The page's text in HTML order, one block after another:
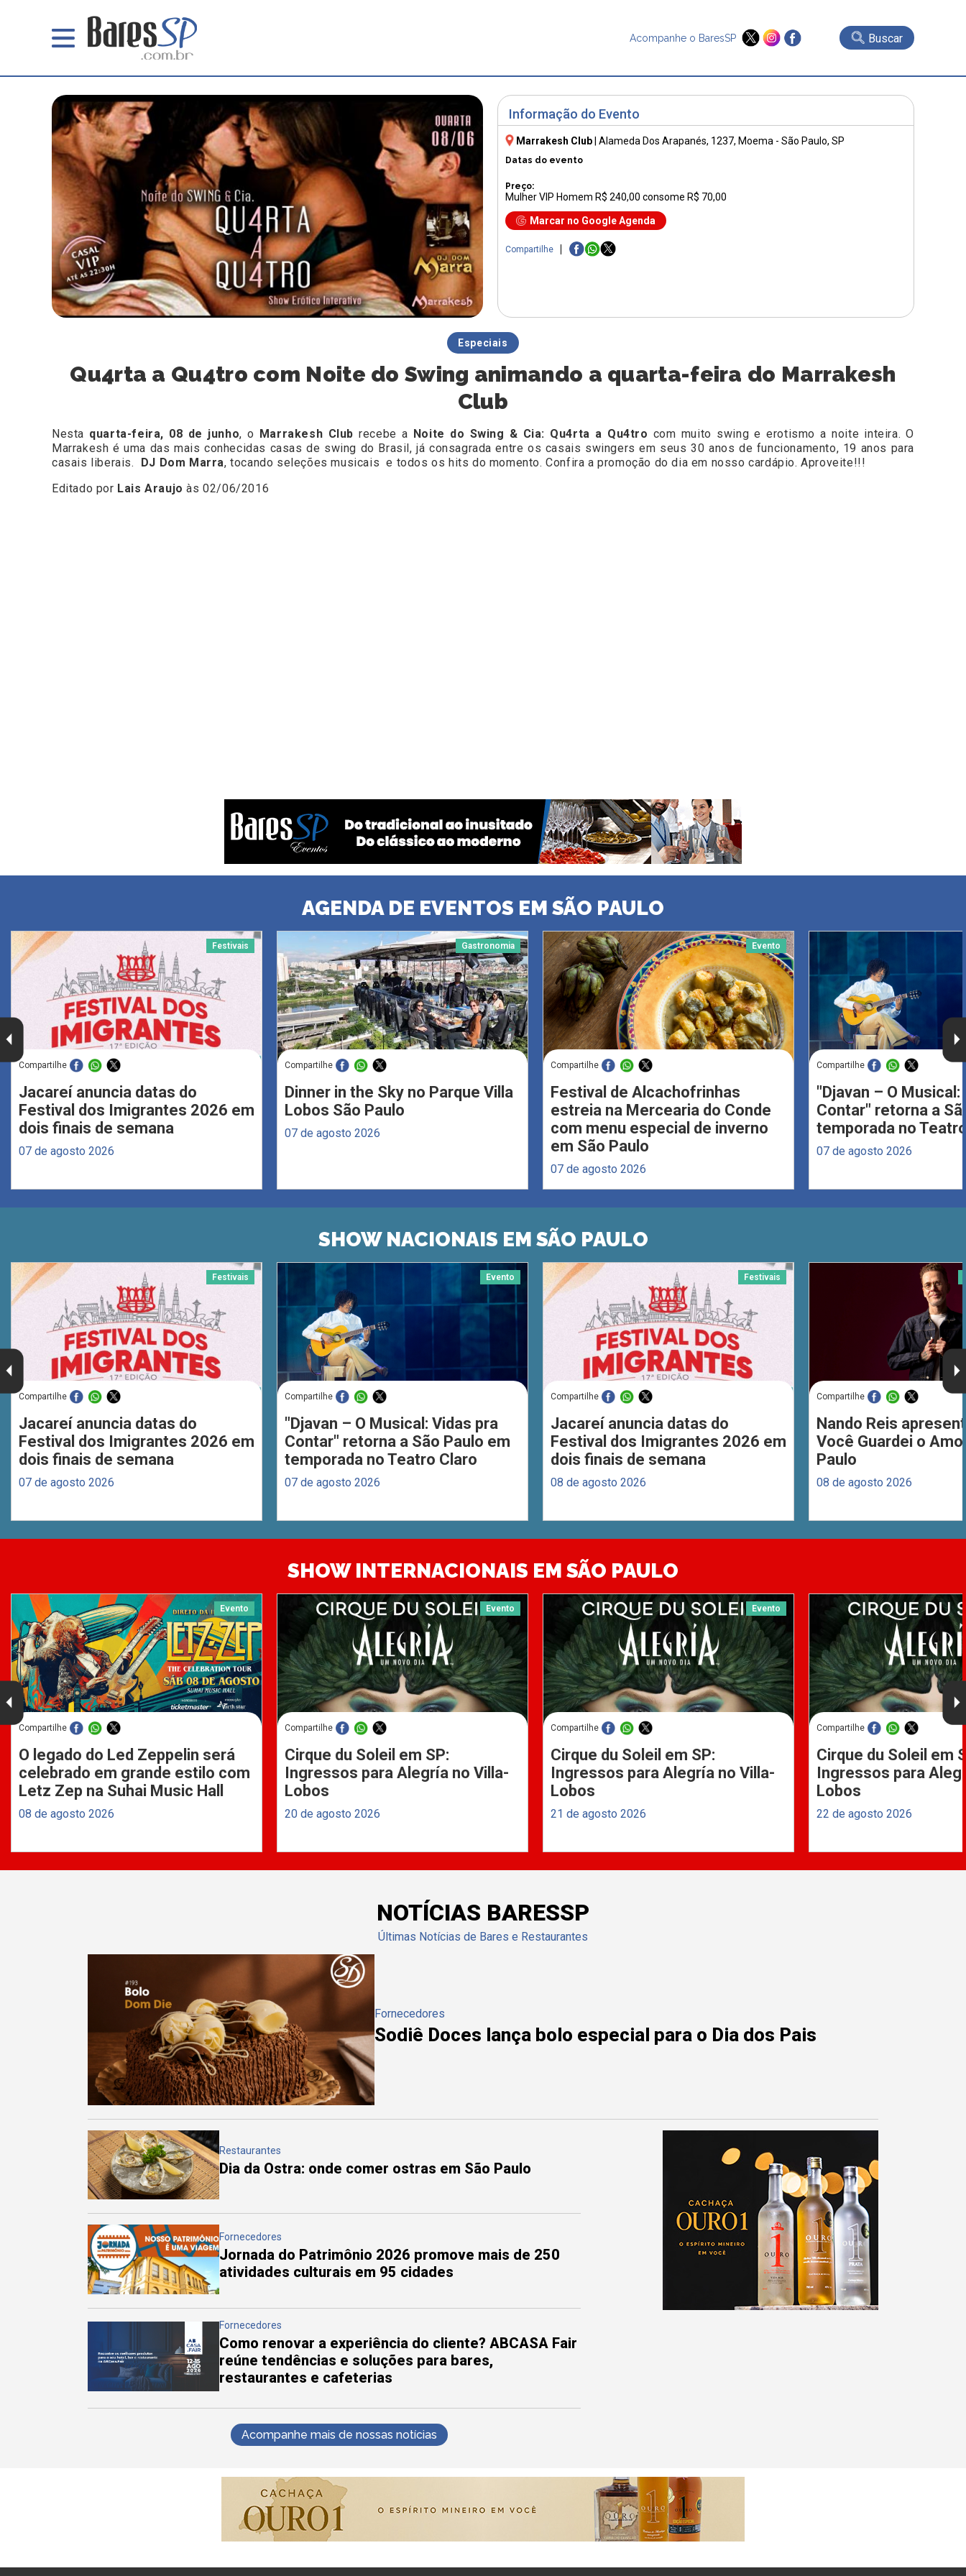
Acompanhe o BaresSP Buscar
Informação do Evento
Marrakesh Club Alameda Dos Arapanés, 1237, Moema - São Paulo, SP
Datas do evento
Preço:
Mulher VIP Homem R$ 240,00 consome R$ 70,00
Marcar no Google Agenda
Compartilhe
Especiais
Qu4rta a Qu4tro com Noite do Swing animando a quarta-feira do Marrakesh
Club
Nesta quarta-feira, 08 de junho, o Marrakesh Club recebe a Noite do Swing & Cia: Qu4rta a Qu4tro com muito swing e erotismo a noite inteira. O
Marrakesh é uma das mais conhecidas casas de swing do Brasil, já consagrada entre os casais swingers em seus 30 anos de funcionamento, 19 anos para
casais liberais.
DJ Dom Marra, tocando seleções musicais e todos os hits do momento. Confira a promoção do dia em nosso cardápio. Aproveite!!!
Editado por Lais Araujo às 02/06/2016
AGENDA DE EVENTOS EM SÃO PAULO
Festivais
Compartilhe
Jacareí anuncia datas do
Festival dos Imigrantes 2026 em
dois finais de semana
07 de agosto 2026
Gastronomia
Compartilhe
Dinner in the Sky no Parque Villa
Lobos São Paulo
07 de agosto 2026
Evento
Compartilhe
Festival de Alcachofrinhas
estreia na Mercearia do Conde
com menu especial de inverno
em São Paulo
07 de agosto 2026
Compartilhe
"Djavan – O Musical:
Contar" retorna a
temporada no
07 de agosto 2026
SHOW NACIONAIS EM SÃO PAULO
Festivais
Compartilhe
Jacareí anuncia datas do
Festival dos Imigrantes 2026 em
dois finais de semana
07 de agosto 2026
Evento
Compartilhe
"Djavan – O Musical: Vidas pra
Contar" retorna a São Paulo em
temporada no Teatro Claro
07 de agosto 2026
Festivais
Compartilhe
Jacareí anuncia datas do
Festival dos Imigrantes 2026 em
dois finais de semana
08 de agosto 2026
Compartilhe
Nando Reis
Você Guardei o
Paulo
08 de agosto 2026
SHOW INTERNACIONAIS EM SÃO PAULO
Evento
Compartilhe
O legado do Led Zeppelin será
celebrado em grande estilo com
Letz Zep na Suhai Music Hall
08 de agosto 2026
Evento
Compartilhe
Cirque du Soleil em SP:
Ingressos para Alegría no Villa-
Lobos
20 de agosto 2026
Evento
Compartilhe
Cirque du Soleil em SP:
Ingressos para Alegría no Villa-
Lobos
21 de agosto 2026
Compartilhe
Cirque du Soleil em
Ingressos para
Lobos
22 de agosto 2026
NOTÍCIAS BARESSP
Últimas Notícias de Bares e Restaurantes
Fornecedores
Sodiê Doces lança bolo especial para o Dia dos Pais
Restaurantes
Dia da Ostra: onde comer ostras em São Paulo
Fornecedores
Jornada do Patrimônio 2026 promove mais de 250
atividades culturais em 95 cidades
Fornecedores
Como renovar a experiência do cliente? ABCASA Fair
reúne tendências e soluções para bares,
restaurantes e cafeterias
Acompanhe mais de nossas notícias